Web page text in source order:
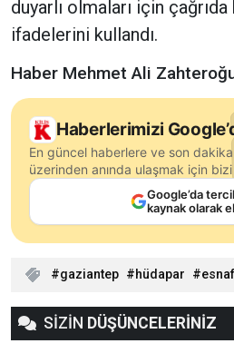
duyarlı olmaları için çağrıda
ifadelerini kullandı.
Haber Mehmet Ali
Haberlerimizi
En güncel haberlere ve son
üzerinden anında ulaşmak için
Google’da
kaynak olarak
gaziantep hüdapar esnaf
SİZİN DÜŞÜNCELERİNİZ